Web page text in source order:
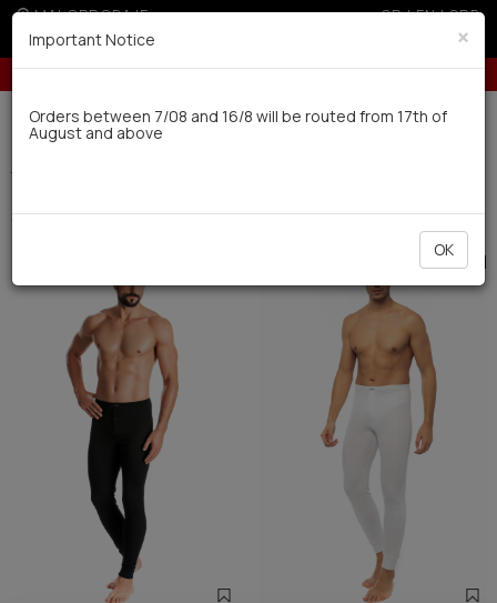
MALOPRODAJE GR|EN|SRB
10% popusta za porudžbine preko 24.000 dinara
Dostava u roku od 10 radnih dana
Thermal
Filter
SORTIRATI
×
Important Notice
Orders between 7/08 and 16/8 will be routed from 17th of
August and above
OK